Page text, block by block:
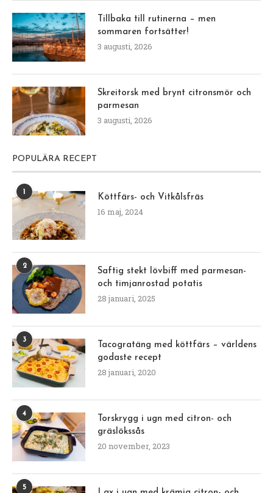
Tillbaka till rutinerna – men
sommaren fortsätter!
3 augusti, 2026
Skreitorsk med brynt citronsmör och
parmesan
3 augusti, 2026
POPULÄRA RECEPT
1
Köttfärs- och Vitkålsfräs
16 maj, 2024
2
Saftig stekt lövbiff med parmesan-
och timjanrostad potatis
28 januari, 2025
3
Tacogratäng med köttfärs – världens
godaste recept
28 januari, 2020
4
Torskrygg i ugn med citron- och
gräslökssås
20 november, 2023
5